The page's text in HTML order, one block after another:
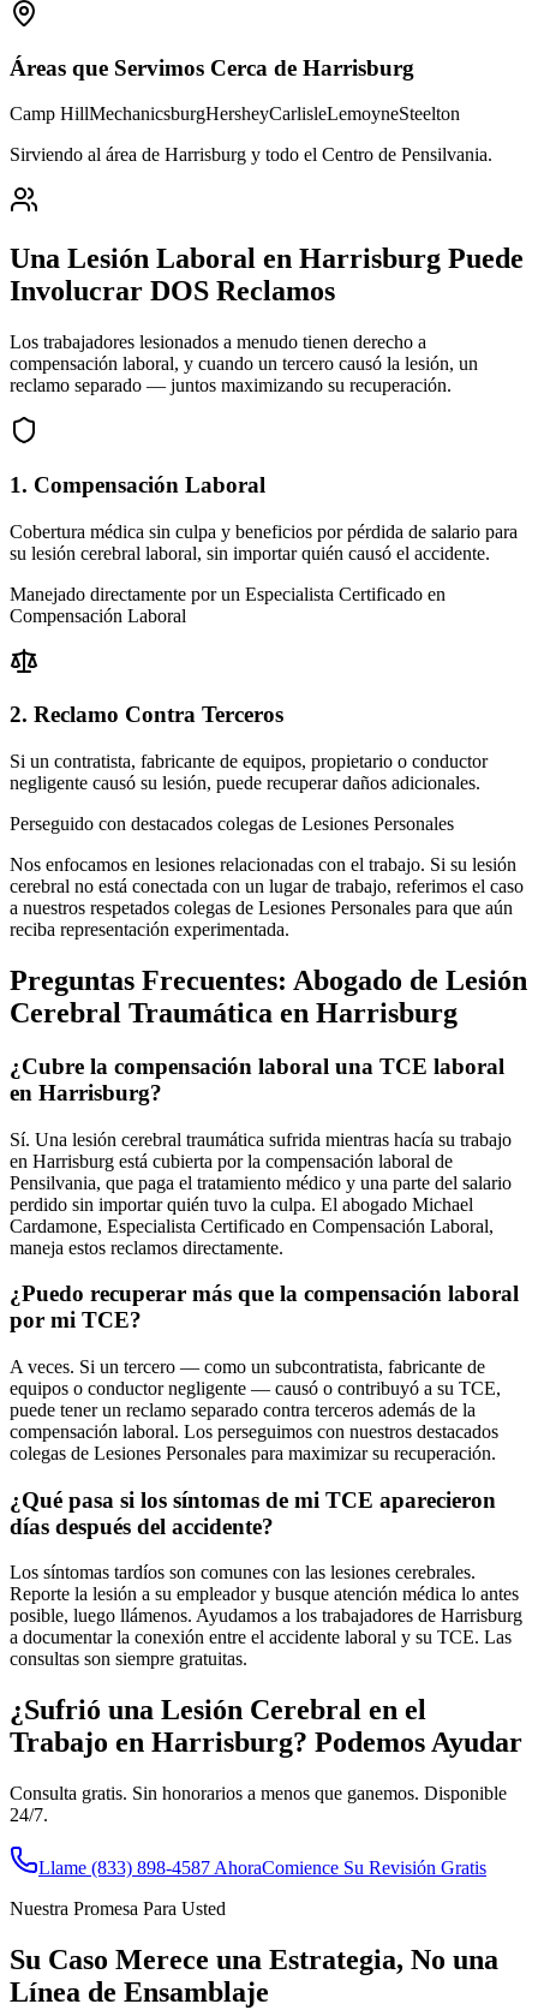
Áreas que Servimos Cerca de Harrisburg
Camp HillMechanicsburgHersheyCarlisleLemoyneSteelton
Sirviendo al área de Harrisburg y todo el Centro de Pensilvania.
Una Lesión Laboral en Harrisburg Puede
Involucrar DOS Reclamos
Los trabajadores lesionados a menudo tienen derecho a
compensación laboral, y cuando un tercero causó la lesión, un
reclamo separado — juntos maximizando su recuperación.
1. Compensación Laboral
Cobertura médica sin culpa y beneficios por pérdida de salario para
su lesión cerebral laboral, sin importar quién causó el accidente.
Manejado directamente por un Especialista Certificado en
Compensación Laboral
2. Reclamo Contra Terceros
Si un contratista, fabricante de equipos, propietario o conductor
negligente causó su lesión, puede recuperar daños adicionales.
Perseguido con destacados colegas de Lesiones Personales
Nos enfocamos en lesiones relacionadas con el trabajo. Si su lesión
cerebral no está conectada con un lugar de trabajo, referimos el caso
a nuestros respetados colegas de Lesiones Personales para que aún
reciba representación experimentada.
Preguntas Frecuentes: Abogado de Lesión
Cerebral Traumática en Harrisburg
¿Cubre la compensación laboral una TCE laboral
en Harrisburg?
Sí. Una lesión cerebral traumática sufrida mientras hacía su trabajo
en Harrisburg está cubierta por la compensación laboral de
Pensilvania, que paga el tratamiento médico y una parte del salario
perdido sin importar quién tuvo la culpa. El abogado Michael
Cardamone, Especialista Certificado en Compensación Laboral,
maneja estos reclamos directamente.
¿Puedo recuperar más que la compensación laboral
por mi TCE?
A veces. Si un tercero — como un subcontratista, fabricante de
equipos o conductor negligente — causó o contribuyó a su TCE,
puede tener un reclamo separado contra terceros además de la
compensación laboral. Los perseguimos con nuestros destacados
colegas de Lesiones Personales para maximizar su recuperación.
¿Qué pasa si los síntomas de mi TCE aparecieron
días después del accidente?
Los síntomas tardíos son comunes con las lesiones cerebrales.
Reporte la lesión a su empleador y busque atención médica lo antes
posible, luego llámenos. Ayudamos a los trabajadores de Harrisburg
a documentar la conexión entre el accidente laboral y su TCE. Las
consultas son siempre gratuitas.
¿Sufrió una Lesión Cerebral en el
Trabajo en Harrisburg? Podemos Ayudar
Consulta gratis. Sin honorarios a menos que ganemos. Disponible
24/7.
Llame (833) 898-4587 AhoraComience Su Revisión Gratis
Nuestra Promesa Para Usted
Su Caso Merece una Estrategia, No una
Línea de Ensamblaje